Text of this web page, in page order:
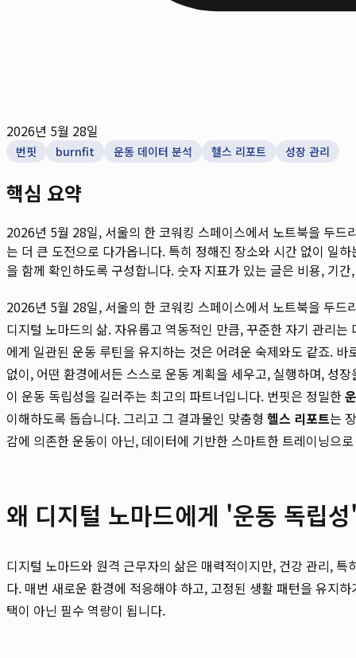
2026년 5월 28일
번핏 burnfit 운동 데이터 분석 헬스 리포트 성장 관리
핵심 요약
2026년 5월 28일, 서울의 한 코워킹 스페이스에서 노트북을 두
는 더 큰 도전으로 다가옵니다. 특히 정해진 장소와 시간 없이 일
을 함께 확인하도록 구성합니다. 숫자 지표가 있는 글은 비용, 기
2026년 5월 28일, 서울의 한 코워킹 스페이스에서 노트북을 두
디지털 노마드의 삶. 자유롭고 역동적인 만큼, 꾸준한 자기 관리
에게 일관된 운동 루틴을 유지하는 것은 어려운 숙제와도 같죠.
없이, 어떤 환경에서든 스스로 운동 계획을 세우고, 실행하며, 성
이 운동 독립성을 길러주는 최고의 파트너입니다. 번핏은 정밀한
이해하도록 돕습니다. 그리고 그 결과물인 맞춤형 헬스 리포트는
감에 의존한 운동이 아닌, 데이터에 기반한 스마트한 트레이닝으
왜 디지털 노마드에게 '운동 독립
디지털 노마드와 원격 근무자의 삶은 매력적이지만, 건강 관리,
다. 매번 새로운 환경에 적응해야 하고, 고정된 생활 패턴을 유지
택이 아닌 필수 역량이 됩니다.